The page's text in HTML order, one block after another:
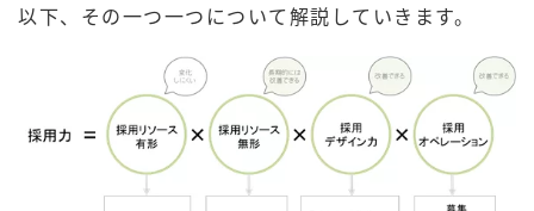
以下、その一つ一つについて解説していきます。